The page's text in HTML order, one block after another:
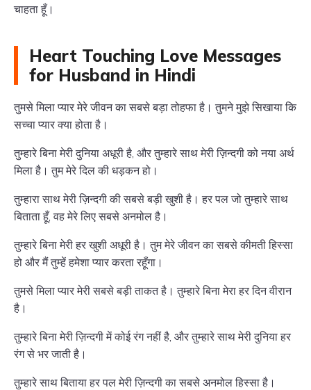
चाहता हूँ।
Heart Touching Love Messages
for Husband in Hindi
तुमसे मिला प्यार मेरे जीवन का सबसे बड़ा तोहफा है। तुमने मुझे सिखाया कि
सच्चा प्यार क्या होता है।
तुम्हारे बिना मेरी दुनिया अधूरी है, और तुम्हारे साथ मेरी ज़िन्दगी को नया अर्थ
मिला है। तुम मेरे दिल की धड़कन हो।
तुम्हारा साथ मेरी ज़िन्दगी की सबसे बड़ी खुशी है। हर पल जो तुम्हारे साथ
बिताता हूँ, वह मेरे लिए सबसे अनमोल है।
तुम्हारे बिना मेरी हर खुशी अधूरी है। तुम मेरे जीवन का सबसे कीमती हिस्सा
हो और मैं तुम्हें हमेशा प्यार करता रहूँगा।
तुमसे मिला प्यार मेरी सबसे बड़ी ताकत है। तुम्हारे बिना मेरा हर दिन वीरान
है।
तुम्हारे बिना मेरी ज़िन्दगी में कोई रंग नहीं है, और तुम्हारे साथ मेरी दुनिया हर
रंग से भर जाती है।
तुम्हारे साथ बिताया हर पल मेरी ज़िन्दगी का सबसे अनमोल हिस्सा है।